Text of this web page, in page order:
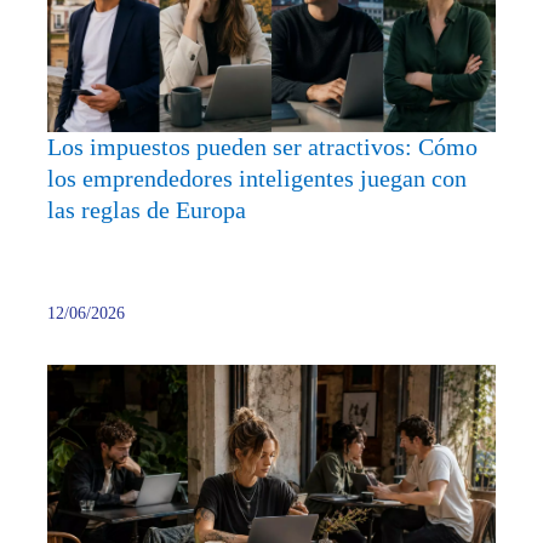
Cómo
los
Los impuestos pueden ser atractivos: Cómo
los emprendedores inteligentes juegan con
las reglas de Europa
12/06/2026
del